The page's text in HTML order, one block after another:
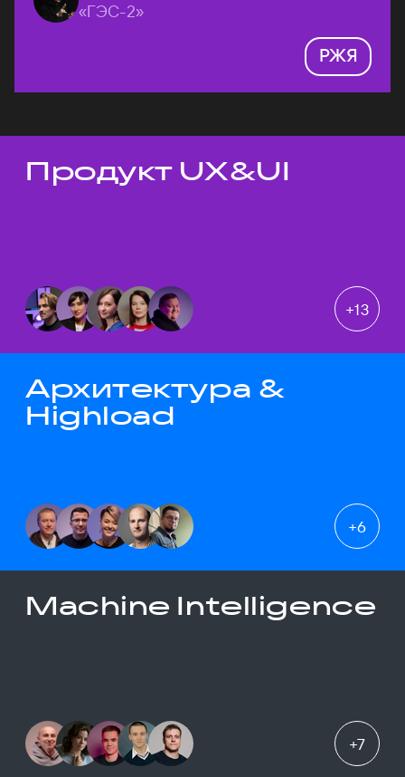
«ГЭС-2»
РЖЯ
Темы докладов
Продукт UX&UI
+13
Архитектура &
Highload
+6
Machine Intelligence
+7